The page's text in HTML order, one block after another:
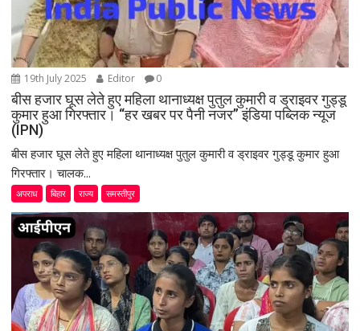
19th July 2025 Editor 0
बीस हजार घूस लेते हुए महिला थानाध्यक्ष पुतुल कुमारी व ड्राइवर गुड्डू
कुमार हुआ गिरफ्तार। “हर खबर पर पैनी नजर” इंडिया पब्लिक न्यूज
(IPN)
बीस हजार घूस लेते हुए महिला थानाध्यक्ष पुतुल कुमारी व ड्राइवर गुड्डू कुमार हुआ
गिरफ्तार। चालक...
अपराध बिहार राज्य समस्तीपुर